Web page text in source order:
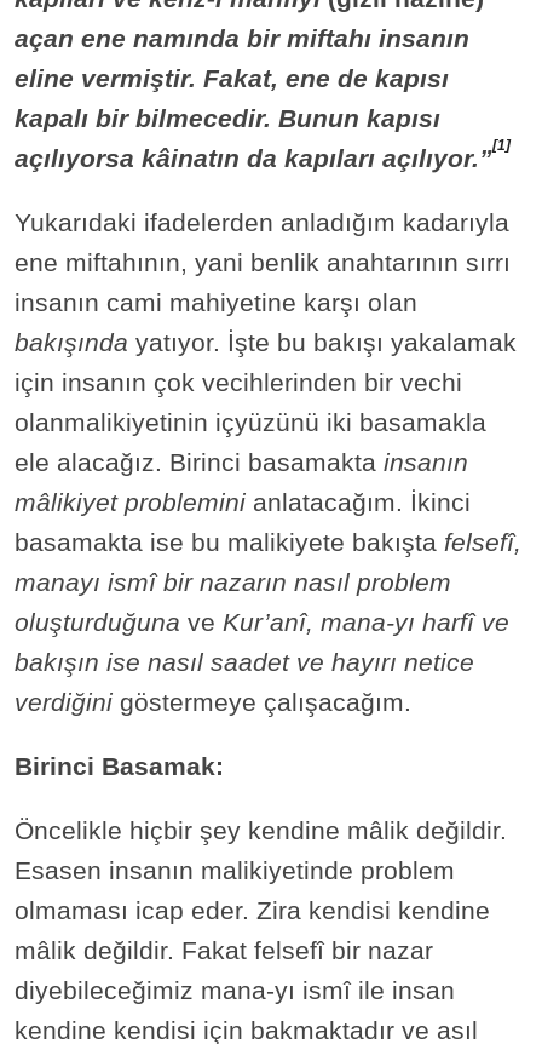
açan ene namında bir miftahı insanın
eline vermiştir. Fakat, ene de kapısı
kapalı bir bilmecedir. Bunun kapısı
açılıyorsa kâinatın da kapıları açılıyor.”[1]
Yukarıdaki ifadelerden anladığım kadarıyla
ene miftahının, yani benlik anahtarının sırrı
insanın cami mahiyetine karşı olan
bakışında yatıyor. İşte bu bakışı yakalamak
için insanın çok vecihlerinden bir vechi
olanmalikiyetinin içyüzünü iki basamakla
ele alacağız. Birinci basamakta insanın
mâlikiyet problemini anlatacağım. İkinci
basamakta ise bu malikiyete bakışta felsefî,
manayı ismî bir nazarın nasıl problem
oluşturduğuna ve Kur’anî, mana-yı harfî ve
bakışın ise nasıl saadet ve hayırı netice
verdiğini göstermeye çalışacağım.
Birinci Basamak:
Öncelikle hiçbir şey kendine mâlik değildir.
Esasen insanın malikiyetinde problem
olmaması icap eder. Zira kendisi kendine
mâlik değildir. Fakat felsefî bir nazar
diyebileceğimiz mana-yı ismî ile insan
kendine kendisi için bakmaktadır ve asıl